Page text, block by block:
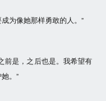
为像她那样勇敢的人。”
是，之后也是。我希望有
。”